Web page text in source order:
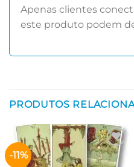
Apenas clientes
este produto podem
PRODUTOS
-11%
Adicionar
aos meus